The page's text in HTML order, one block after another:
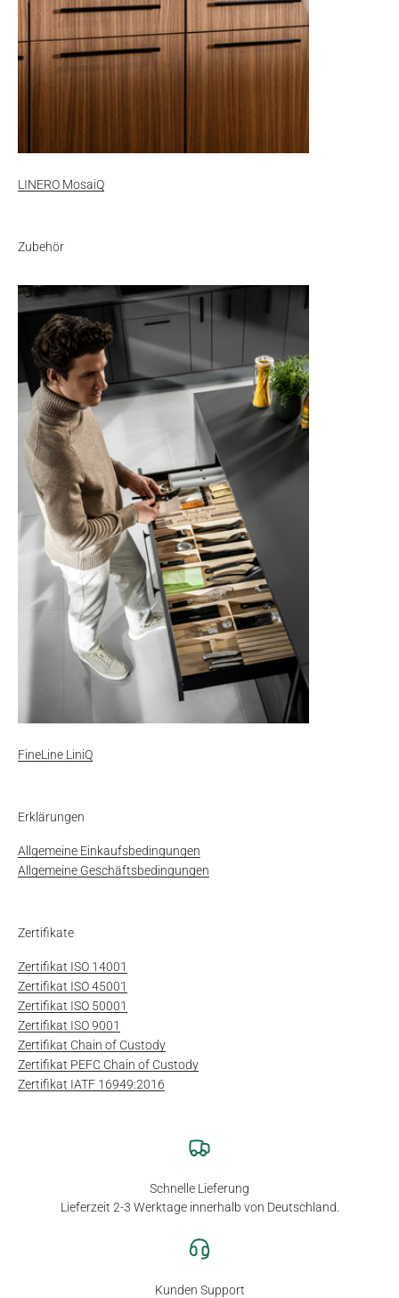
LINERO MosaiQ
Zubehör
FineLine LiniQ
Erklärungen
Allgemeine Einkaufsbedingungen
Allgemeine Geschäftsbedingungen
Zertifikate
Zertifikat ISO 14001
Zertifikat ISO 45001
Zertifikat ISO 50001
Zertifikat ISO 9001
Zertifikat Chain of Custody
Zertifikat PEFC Chain of Custody
Zertifikat IATF 16949:2016
Schnelle Lieferung
Lieferzeit 2-3 Werktage innerhalb von Deutschland.
Kunden Support